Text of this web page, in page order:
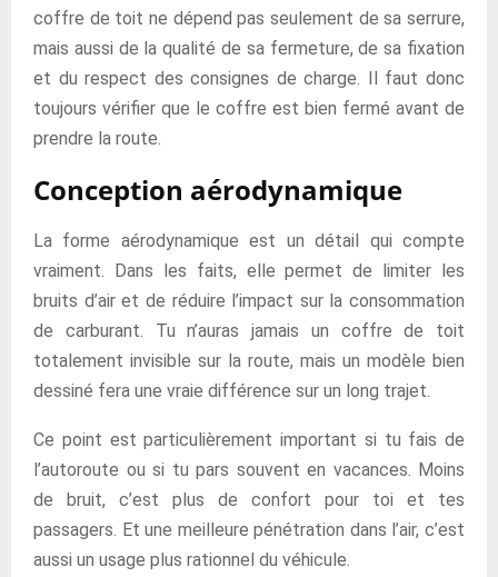
coffre de toit ne dépend pas seulement de sa serrure,
mais aussi de la qualité de sa fermeture, de sa fixation
et du respect des consignes de charge. Il faut donc
toujours vérifier que le coffre est bien fermé avant de
prendre la route.
Conception aérodynamique
La forme aérodynamique est un détail qui compte
vraiment. Dans les faits, elle permet de limiter les
bruits d’air et de réduire l’impact sur la consommation
de carburant. Tu n’auras jamais un coffre de toit
totalement invisible sur la route, mais un modèle bien
dessiné fera une vraie différence sur un long trajet.
Ce point est particulièrement important si tu fais de
l’autoroute ou si tu pars souvent en vacances. Moins
de bruit, c’est plus de confort pour toi et tes
passagers. Et une meilleure pénétration dans l’air, c’est
aussi un usage plus rationnel du véhicule.